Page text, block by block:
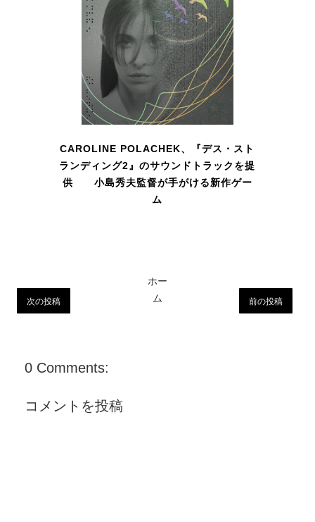
CAROLINE POLACHEK、『デス・スト
ランディング2』のサウンドトラックを提
供 小島秀夫監督が手がける新作ゲー
ム
次の投稿 前の投稿
ホー
ム
0 Comments:
コメントを投稿